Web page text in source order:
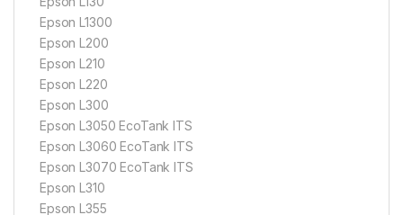
Epson L1300
Epson L200
Epson L210
Epson L220
Epson L300
Epson L3050 EcoTank ITS
Epson L3060 EcoTank ITS
Epson L3070 EcoTank ITS
Epson L310
Epson L355